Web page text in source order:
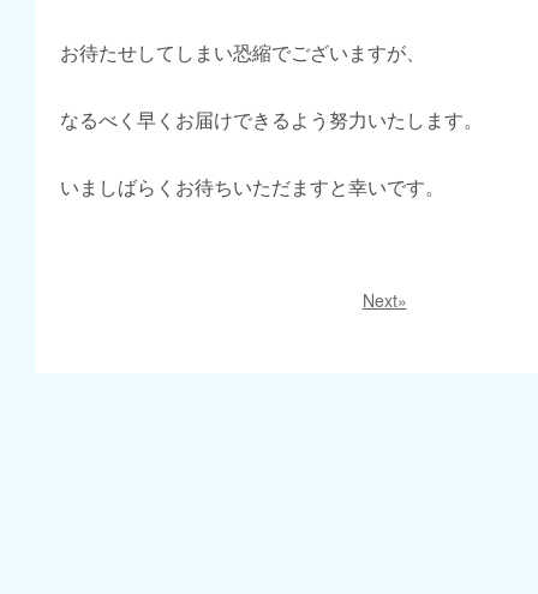
お待たせしてしまい恐縮でございますが、
なるべく早くお届けできるよう努力いたします。
いましばらくお待ちいただますと幸いです。
Next»